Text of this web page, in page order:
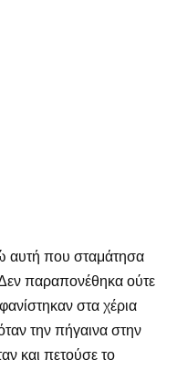
αυτή που σταμάτησα
παραπονέθηκα ούτε
στα χέρια
την πήγαινα στην
και πετούσε το